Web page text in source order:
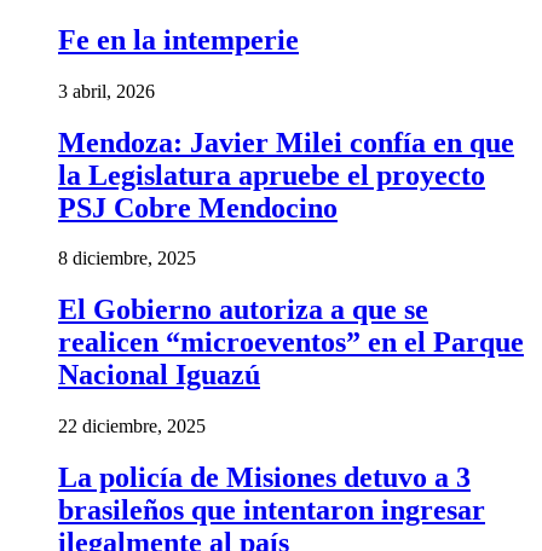
Fe en la intemperie
3 abril, 2026
Mendoza: Javier Milei confía en que
la Legislatura apruebe el proyecto
PSJ Cobre Mendocino
8 diciembre, 2025
El Gobierno autoriza a que se
realicen “microeventos” en el Parque
Nacional Iguazú
22 diciembre, 2025
La policía de Misiones detuvo a 3
brasileños que intentaron ingresar
ilegalmente al país